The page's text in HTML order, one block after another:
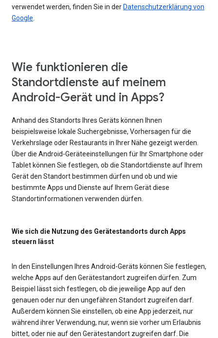
verwendet werden, finden Sie in der Datenschutzerklärung von
Google
Wie funktionieren die
Standortdienste auf meinem
Android-Gerät und in Apps?
Anhand des Standorts Ihres Geräts können Ihnen
beispielsweise lokale Suchergebnisse, Vorhersagen für die
Verkehrslage oder Restaurants in Ihrer Nähe gezeigt werden.
Über die Android-Geräteeinstellungen für Ihr Smartphone oder
Tablet können Sie festlegen, ob die Standortdienste auf Ihrem
Gerät den Standort bestimmen dürfen und ob und wie
bestimmte Apps und Dienste auf Ihrem Gerät diese
Standortinformationen verwenden dürfen.
Wie sich die Nutzung des Gerätestandorts durch Apps
steuern lässt
In den Einstellungen Ihres Android-Geräts können Sie festlegen,
welche Apps auf den Gerätestandort zugreifen dürfen. Zum
Beispiel lässt sich festlegen, ob die jeweilige App auf den
genauen oder nur den ungefähren Standort zugreifen darf.
Außerdem können Sie einstellen, ob eine App jederzeit, nur
während ihrer Verwendung, nur, wenn sie vorher um Erlaubnis
bittet, oder nie auf den Gerätestandort zugreifen darf. Die